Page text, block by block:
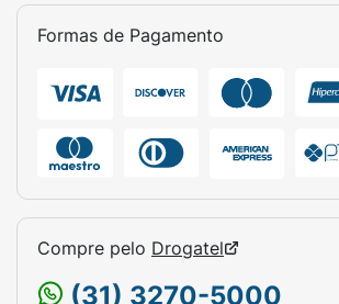
Marca: MIÓ.
Tipo:
Brinquedo Mordedor.
Indicação:Cães de pequeno e
Material:Borracha/Plástico
atóxico.
Função:Entretenimento e
Formas de Pagamento
Compre pelo Drogatel
(31) 3270-5000